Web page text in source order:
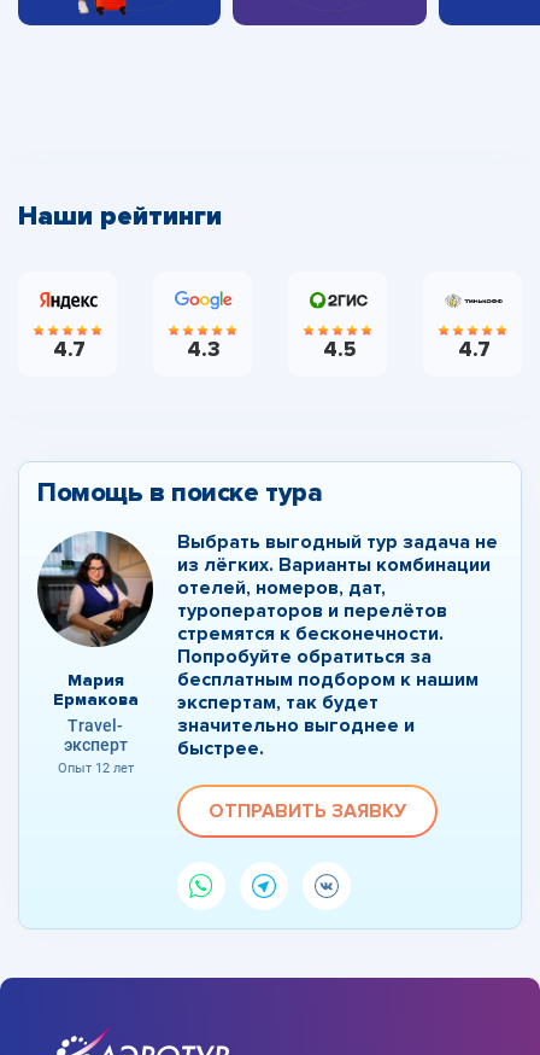
Наши рейтинги
4.7 4.3 4.5 4.7
Помощь в поиске тура
Мария
Ермакова
Travel-
эксперт
Опыт 12 лет
Выбрать выгодный тур задача не
из лёгких. Варианты комбинации
отелей, номеров, дат,
туроператоров и перелётов
стремятся к бесконечности.
Попробуйте обратиться за
бесплатным подбором к нашим
экспертам, так будет
значительно выгоднее и
быстрее.
ОТПРАВИТЬ ЗАЯВКУ